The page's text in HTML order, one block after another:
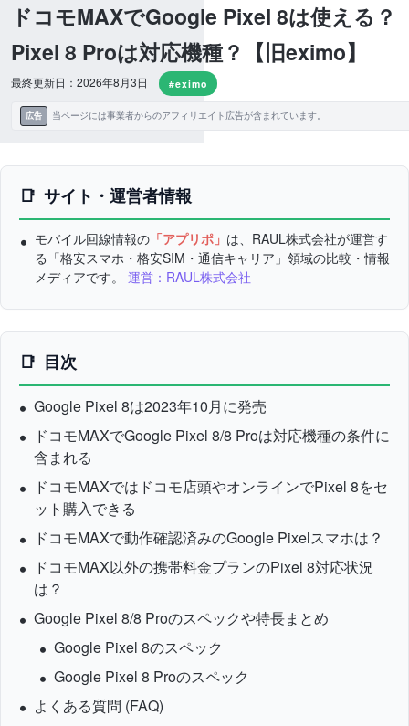
ドコモMAXでGoogle Pixel 8は使える？
Pixel 8 Proは対応機種？【旧eximo】
最終更新日：2026年8月3日 #eximo
広告 当ページには事業者からのアフィリエイト広告が含まれています。
サイト・運営者情報
モバイル回線情報の 「アプリポ」 は、RAUL株式会社が運営す
る「格安スマホ・格安SIM・通信キャリア」領域の比較・情報
メディアです。 運営：RAUL株式会社
目次
Google Pixel 8は2023年10月に発売
ドコモMAXでGoogle Pixel 8/8 Proは対応機種の条件に
含まれる
ドコモMAXではドコモ店頭やオンラインでPixel 8をセ
ット購入できる
ドコモMAXで動作確認済みのGoogle Pixelスマホは？
ドコモMAX以外の携帯料金プランのPixel 8対応状況
は？
Google Pixel 8/8 Proのスペックや特長まとめ
Google Pixel 8のスペック
Google Pixel 8 Proのスペック
よくある質問 (FAQ)